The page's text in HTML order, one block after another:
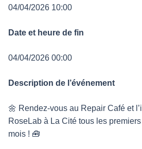
04/04/2026 10:00
Date et heure de fin
04/04/2026 00:00
Description de l’événement
🌼 Rendez-vous au Repair Café et
RoseLab à La Cité tous les
mois ! 🧰